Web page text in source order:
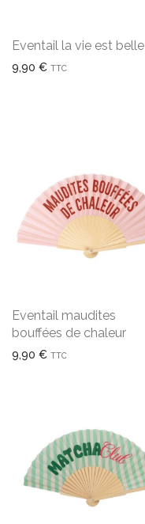
Eventail la vie est belle
9,90 € TTC
Eventail maudites
bouffées de chaleur
9,90 € TTC